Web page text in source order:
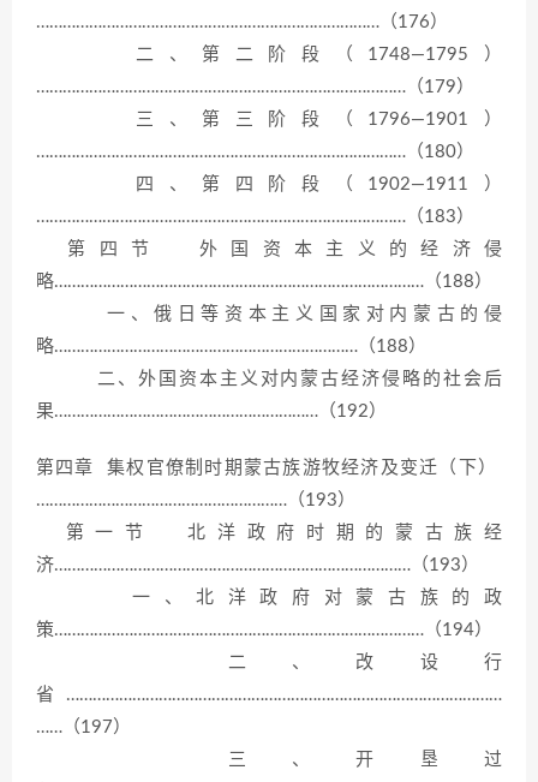
……………………………………………………………………（176）
二、第二阶段（1748—1795）
…………………………………………………………………………（179）
三、第三阶段（1796—1901）
…………………………………………………………………………（180）
四、第四阶段（1902—1911）
…………………………………………………………………………（183）
第四节 外国资本主义的经济侵
略…………………………………………………………………………（188）
一、俄日等资本主义国家对内蒙古的侵
略……………………………………………………………（188）
二、外国资本主义对内蒙古经济侵略的社会后
果……………………………………………………（192）
第四章 集权官僚制时期蒙古族游牧经济及变迁（下）
…………………………………………………（193）
第一节 北洋政府时期的蒙古族经
济………………………………………………………………………（193）
一、北洋政府对蒙古族的政
策…………………………………………………………………………（194）
二、改设行
省………………………………………………………………………………………
……（197）
三、开垦过